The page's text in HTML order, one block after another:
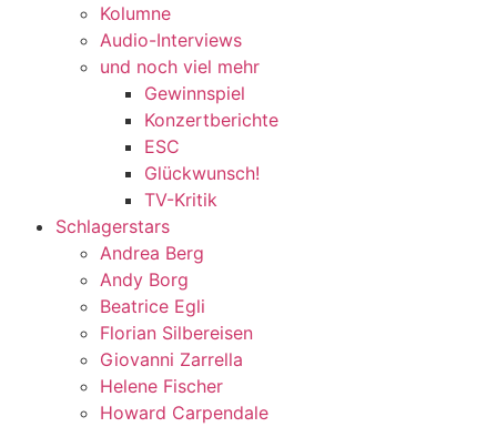
Kolumne
Audio-Interviews
und noch viel mehr
Gewinnspiel
Konzertberichte
ESC
Glückwunsch!
TV-Kritik
Schlagerstars
Andrea Berg
Andy Borg
Beatrice Egli
Florian Silbereisen
Giovanni Zarrella
Helene Fischer
Howard Carpendale